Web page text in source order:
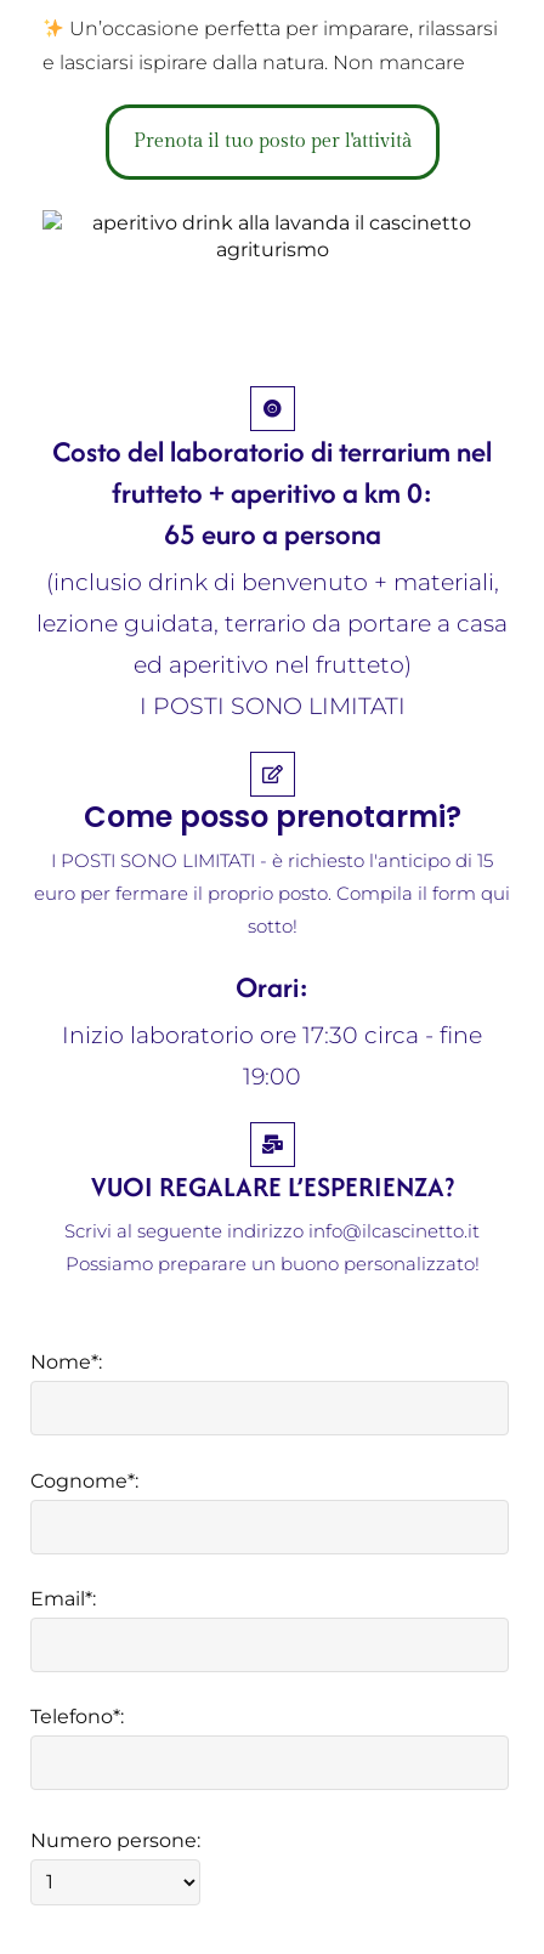
Un’occasione perfetta per imparare, rilassarsi
e lasciarsi ispirare dalla natura. Non mancare
Prenota il tuo posto per l'attività
Costo del laboratorio di terrarium nel
frutteto + aperitivo a km 0:
65 euro a persona
(inclusio drink di benvenuto + materiali,
lezione guidata, terrario da portare a casa
ed aperitivo nel frutteto)
I POSTI SONO LIMITATI
Come posso prenotarmi?​
I POSTI SONO LIMITATI - è richiesto l'anticipo di 15
euro per fermare il proprio posto. Compila il form qui
sotto!
Orari:
Inizio laboratorio ore 17:30 circa - fine
19:00
VUOI REGALARE L’ESPERIENZA?
Scrivi al seguente indirizzo info@ilcascinetto.it
Possiamo preparare un buono personalizzato!
Nome*:
Cognome*:
Email*:
Telefono*:
Numero persone: